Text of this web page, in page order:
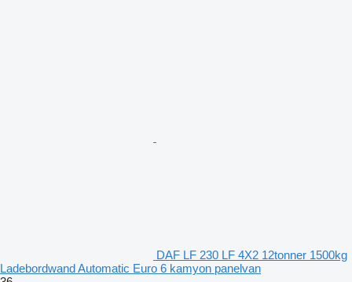
DAF LF 230 LF 4X2 12tonner 1500kg
Ladebordwand Automatic Euro 6 kamyon panelvan